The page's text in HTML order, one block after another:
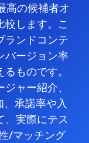
高の候補者オ
較します。こ
ランドコンテ
バージョン率
ものです。
ャー紹介、
承諾率や入
、実際にテス
/マッチング